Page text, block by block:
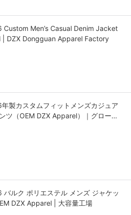
Custom Men’s Casual Denim Jacket
| DZX Dongguan Apparel Factory
製カスタムフィットメンズカジュア
ツ（OEM DZX Apparel）｜グローバ
バルク ポリエステル メンズ ジャケッ
DZX Apparel | 大容量工場